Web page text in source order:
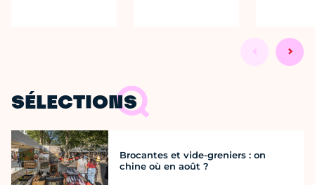
SÉLECTIONS
Brocantes et vide-greniers : on
chine où en août ?